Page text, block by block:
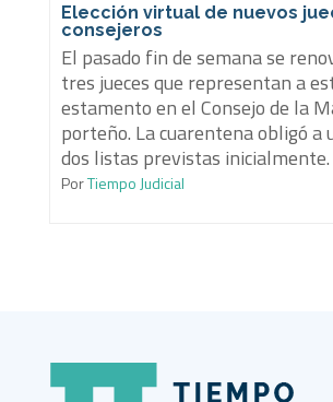
Elección virtual de nuevos
consejeros
El pasado fin de semana se
tres jueces que representan a
estamento en el Consejo de la
porteño. La cuarentena obligó a
dos listas previstas inicialmente.
PorTiempo Judicial